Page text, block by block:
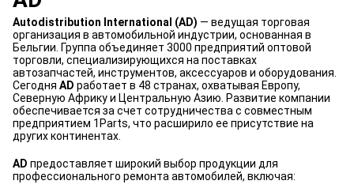
Autodistribution International (AD) — ведущая торговая
организация в автомобильной индустрии, основанная в
Бельгии. Группа объединяет 3000 предприятий оптовой
торговли, специализирующихся на поставках
автозапчастей, инструментов, аксессуаров и оборудования.
Сегодня AD работает в 48 странах, охватывая Европу,
Северную Африку и Центральную Азию. Развитие компании
обеспечивается за счет сотрудничества с совместным
предприятием 1Parts, что расширило ее присутствие на
других континентах.
AD предоставляет широкий выбор продукции для
профессионального ремонта автомобилей, включая: